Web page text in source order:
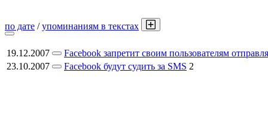
по дате /упоминаниям в текстах
19.12.2007
Facebook запретит своим пользователям
23.10.2007
Facebook будут судить за SMS 2